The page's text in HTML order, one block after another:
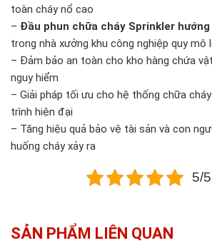
toàn cháy nổ cao
– Đầu phun chữa cháy Sprinkler hướng
trong nhà xưởng khu công nghiệp quy mô
– Đảm bảo an toàn cho kho hàng chứa
nguy hiểm
– Giải pháp tối ưu cho hệ thống chữa
trình hiện đại
– Tăng hiệu quả bảo vệ tài sản và con
huống cháy xảy ra
5/
SẢN PHẨM LIÊN QUAN